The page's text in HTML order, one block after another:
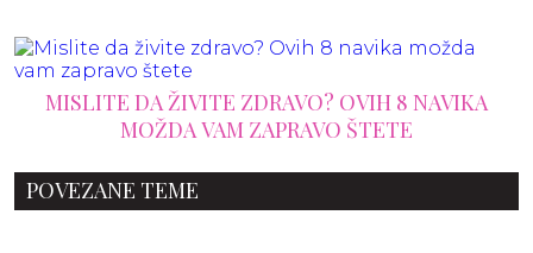
MISLITE DA ŽIVITE ZDRAVO? OVIH 8 NAVIKA
MOŽDA VAM ZAPRAVO ŠTETE
POVEZANE TEME